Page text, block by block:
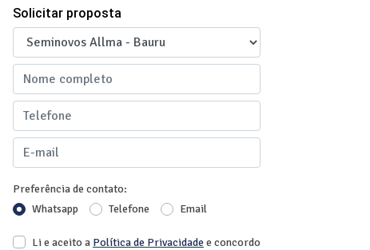
Solicitar proposta
Preferência de contato:
Whatsapp
Telefone Email
Li e aceito a Política de Privacidadee concordo